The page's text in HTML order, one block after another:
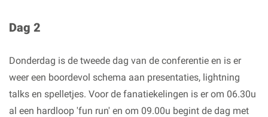
Dag 2
Donderdag is de tweede dag van de conferentie en is er
weer een boordevol schema aan presentaties, lightning
talks en spelletjes. Voor de fanatiekelingen is er om 06.30u
al een hardloop 'fun run' en om 09.00u begint de dag met